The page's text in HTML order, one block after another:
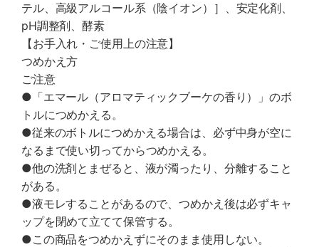
テル、高級アルコール系（陰イオン）］、安定化剤、
pH調整剤、酵素
【お手入れ・ご使用上の注意】
つめかえ方
ご注意
●「エマール（アロマティックブーケの香り）」のボ
トルにつめかえる。
●従来のボトルにつめかえる場合は、必ず中身が空に
なるまで使い切ってからつめかえる。
●他の洗剤とまぜると、液が濁ったり、分離すること
がある。
●液モレすることがあるので、つめかえ後は必ずキャ
ップを閉めて立てて保管する。
●この商品をつめかえずにそのまま使用しない。